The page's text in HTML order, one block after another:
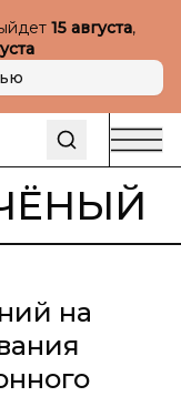
15 августа,
на